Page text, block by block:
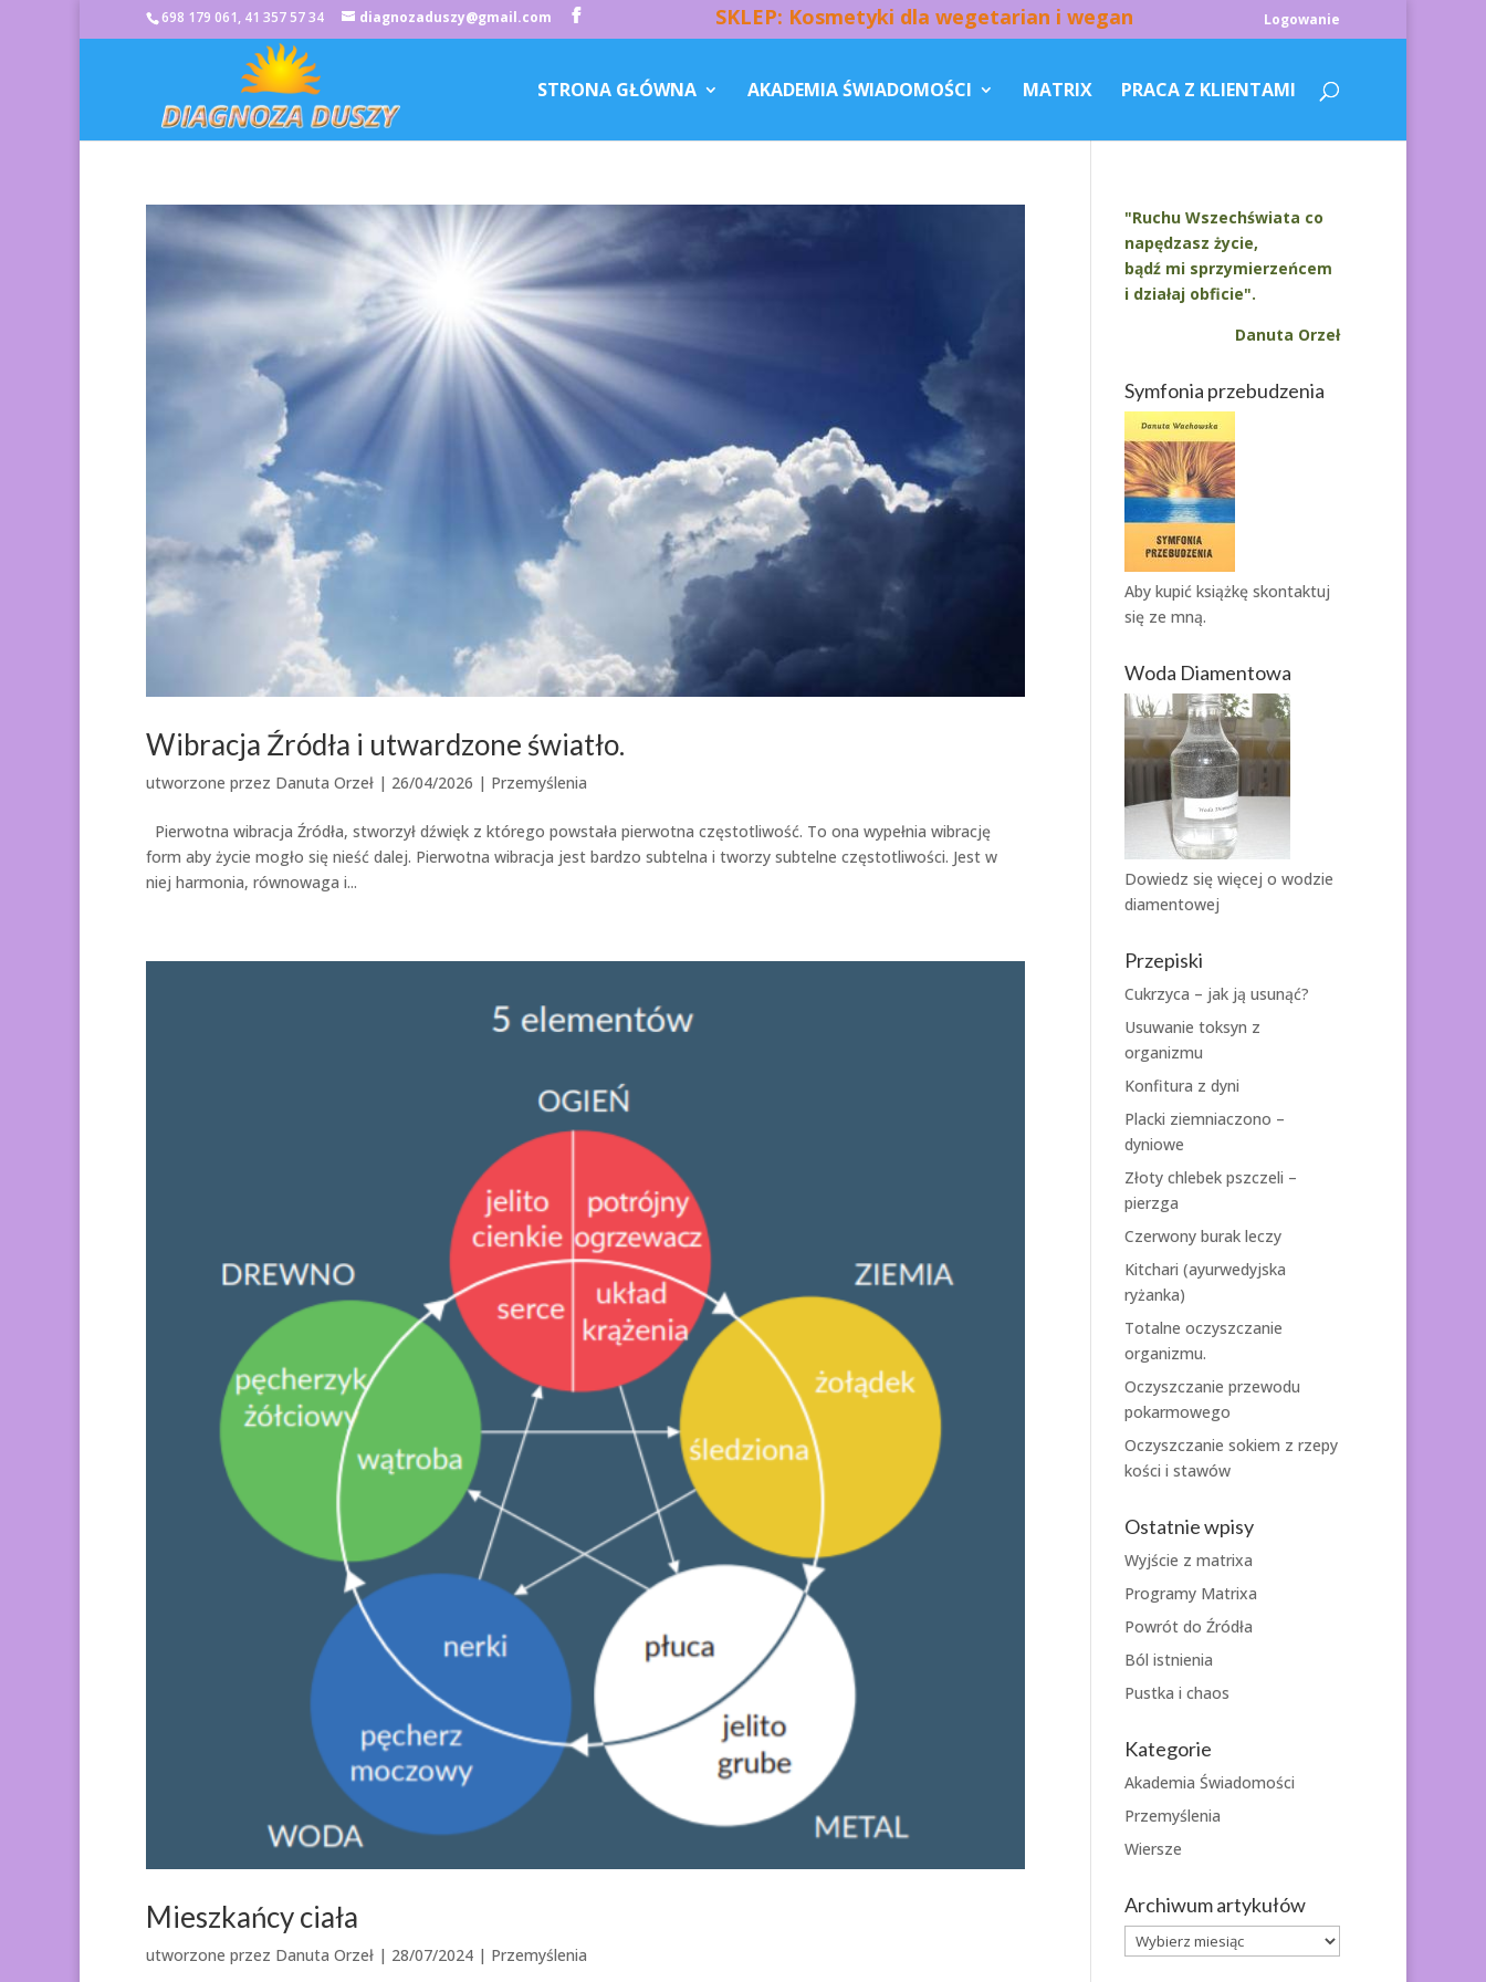
698 179 061, 41 357 57 34 diagnozaduszy@gmail.com SKLEP: Kosmetyki dla wegetarian i wegan Logowanie
STRONA GŁÓWNA AKADEMIA ŚWIADOMOŚCI MATRIX PRACA Z KLIENTAMI
Wibracja Źródła i utwardzone światło.
utworzone przez Danuta Orzeł | 26/04/2026 | Przemyślenia
Pierwotna wibracja Źródła, stworzył dźwięk z którego powstała pierwotna częstotliwość. To ona wypełnia wibrację
form aby życie mogło się nieść dalej. Pierwotna wibracja jest bardzo subtelna i tworzy subtelne częstotliwości. Jest w
niej harmonia, równowaga i...
Mieszkańcy ciała
utworzone przez Danuta Orzeł | 28/07/2024 | Przemyślenia
"Ruchu Wszechświata co
napędzasz życie,
bądź mi sprzymierzeńcem
i działaj obficie".
Danuta Orzeł
Symfonia przebudzenia
Aby kupić książkę skontaktuj
się ze mną.
Woda Diamentowa
Dowiedz się więcej o wodzie
diamentowej
Przepiski
Cukrzyca – jak ją usunąć?
Usuwanie toksyn z
organizmu
Konfitura z dyni
Placki ziemniaczono –
dyniowe
Złoty chlebek pszczeli –
pierzga
Czerwony burak leczy
Kitchari (ayurwedyjska
ryżanka)
Totalne oczyszczanie
organizmu.
Oczyszczanie przewodu
pokarmowego
Oczyszczanie sokiem z rzepy
kości i stawów
Ostatnie wpisy
Wyjście z matrixa
Programy Matrixa
Powrót do Źródła
Ból istnienia
Pustka i chaos
Kategorie
Akademia Świadomości
Przemyślenia
Wiersze
Archiwum artykułów
Archiwum
artykułów